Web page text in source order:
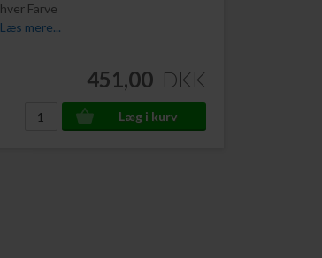
hver Farve
Læs mere...
451,00 DKK